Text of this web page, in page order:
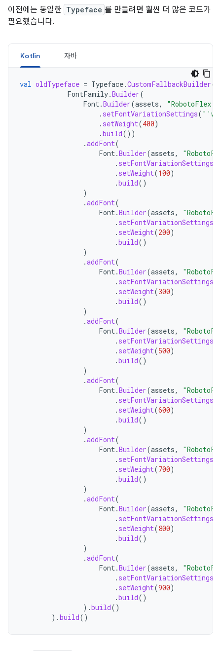
이전에는 동일한 Typeface 를 만들려면 훨씬 더 많은 코드가
필요했습니다.
Kotlin 자바
val oldTypeface = Typeface.CustomFallbackBuilder(
FontFamily.Builder(
Font.Builder(assets,
. setFontVariationSettings(
. setWeight(400)
.build())
.addFont(
Font.Builder(assets,
. setFontVariationSettings
. setWeight(100)
.build()
)
.addFont(
Font.Builder(assets,
. setFontVariationSettings
. setWeight(200)
.build()
)
.addFont(
Font.Builder(assets,
. setFontVariationSettings
. setWeight(300)
.build()
)
.addFont(
Font.Builder(assets,
. setFontVariationSettings
. setWeight(500)
.build()
)
.addFont(
Font.Builder(assets,
. setFontVariationSettings
. setWeight(600)
.build()
)
.addFont(
Font.Builder(assets,
. setFontVariationSettings
. setWeight(700)
.build()
)
.addFont(
Font.Builder(assets,
. setFontVariationSettings
. setWeight(800)
.build()
)
.addFont(
Font.Builder(assets,
. setFontVariationSettings
. setWeight(900)
.build()
).build()
).build()